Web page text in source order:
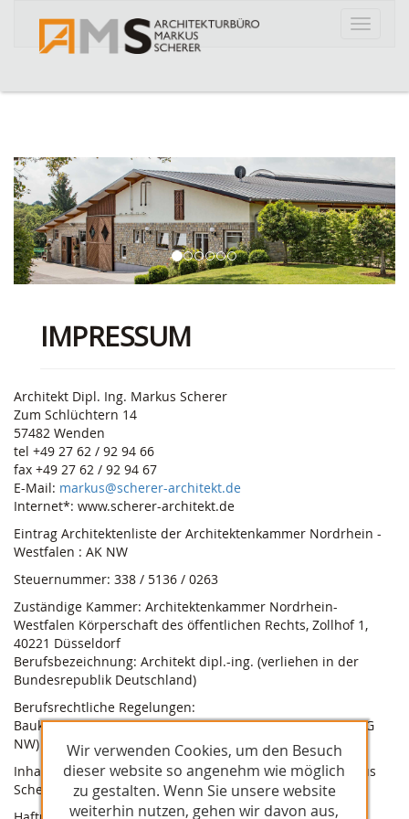
Toggle
IMPRESSUM
Architekt Dipl. Ing. Markus Scherer
Zum Schlüchtern 14
57482 Wenden
tel +49 27 62 / 92 94 66
fax +49 27 62 / 92 94 67
E-Mail: markus@scherer-architekt.de
Internet*: www.scherer-architekt.de
Eintrag Architektenliste der Architektenkammer Nordrhein -
Westfalen : AK NW
Steuernummer: 338 / 5136 / 0263
Zuständige Kammer: Architektenkammer Nordrhein-
Westfalen Körperschaft des öffentlichen Rechts, Zollhof 1,
40221 Düsseldorf
Berufsbezeichnung: Architekt dipl.-ing. (verliehen in der
Bundesrepublik Deutschland)
Berufsrechtliche Regelungen:
Baukammergesetz im Land Nordrhein - Westfalen (BaukaG
NW)
Inhaltlich Verantwortlicher gemäß § 55 Abs. 2 RStV: Markus
Scherer (Anschrift wie oben)
Wir verwenden Cookies, um den Besuch
dieser website so angenehm wie möglich
zu gestalten. Wenn Sie unsere website
weiterhin nutzen, gehen wir davon aus,